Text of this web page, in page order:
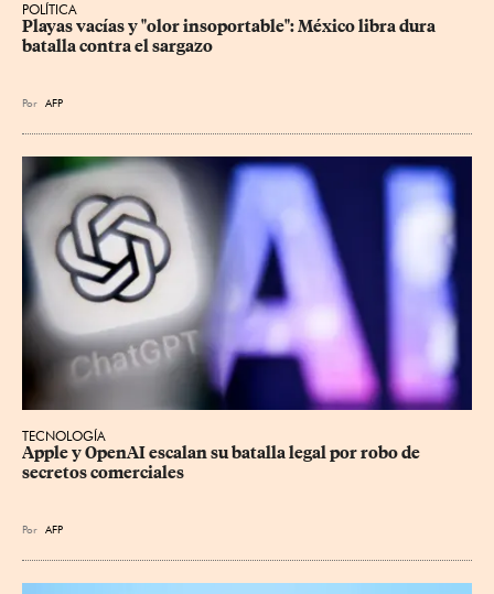
POLÍTICA
Playas vacías y "olor insoportable": México libra dura
batalla contra el sargazo
Por AFP
TECNOLOGÍA
Apple y OpenAI escalan su batalla legal por robo de
secretos comerciales
Por AFP